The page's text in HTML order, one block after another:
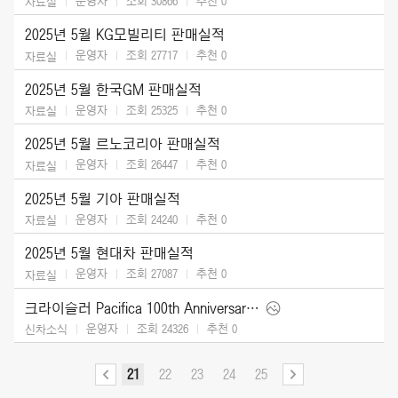
2025년 5월 KG모빌리티 판매실적
자료실 운영자 조회 27717 추천 0
2025년 5월 한국GM 판매실적
자료실 운영자 조회 25325 추천 0
2025년 5월 르노코리아 판매실적
자료실 운영자 조회 26447 추천 0
2025년 5월 기아 판매실적
자료실 운영자 조회 24240 추천 0
2025년 5월 현대차 판매실적
자료실 운영자 조회 27087 추천 0
크라이슬러 Pacifica 100th Anniversary Edition (2026)
신차소식 운영자 조회 24326 추천 0
21 22 23 24 25